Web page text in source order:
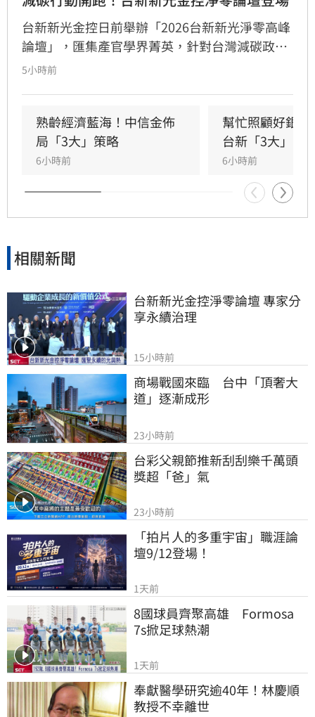
台新新光金控日前舉辦「2026台新新光淨零高峰
論壇」，匯集產官學界菁英，針對台灣減碳政
策、碳定價制度及企業轉型策略進行深度對話。
控總經理林維俊指出，論壇邁入第五年，致力協
助企業將永續轉化為國際競爭力。會中上銀、強
茂、宏碁及金寶等指標企業分享低碳實踐經驗。
台新新光金控憑藉優異的永續績效，不僅連續三
年獲標普全球永續年鑑銀行業全球前1%，更獲
MSCI ESG AAA最高評級，展現其帶領產業接軌
邁向永續發展的強力後盾。
5小時前
熟齡經濟藍海！中信金佈
局「3大」策略
6小時前
幫忙照顧好銀
台新「3大」防
6小時前
相關新聞
台新新光金控淨零論壇 專家分
享永續治理
15小時前
商場戰國來臨　台中「頂奢大
道」逐漸成形
23小時前
台彩父親節推新刮刮樂千萬頭
獎超「爸」氣
23小時前
「拍片人的多重宇宙」職涯論
壇9/12登場！
1天前
8國球員齊聚高雄　Formosa
7s掀足球熱潮
1天前
奉獻醫學研究逾40年！林慶順
教授不幸離世